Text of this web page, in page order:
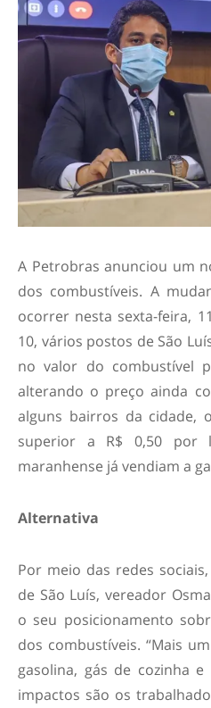
A Petrobras anunciou um
dos combustíveis. A
ocorrer nesta sexta-feira,
10, vários postos de São
no valor do combustível
alterando o preço ainda
alguns bairros da cidade,
superior a R$ 0,50 por
maranhense já vendiam a
Alternativa
Por meio das redes
de São Luís, vereador
o seu posicionamento
dos combustíveis. “Mais
gasolina, gás de cozinha
impactos são os